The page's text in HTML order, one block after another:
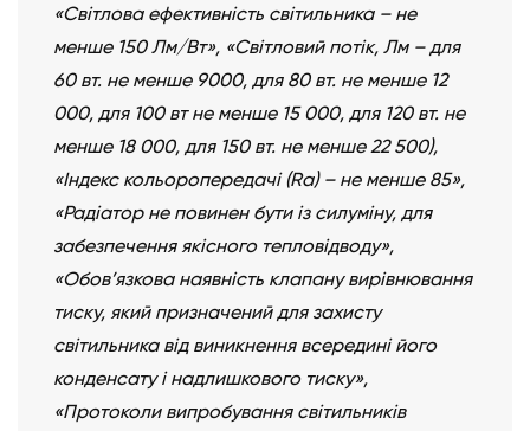
«Світлова ефективність світильника – не
менше 150 Лм/Вт», «Світловий потік, Лм – для
60 вт. не менше 9000, для 80 вт. не менше 12
000, для 100 вт не менше 15 000, для 120 вт. не
менше 18 000, для 150 вт. не менше 22 500),
«Індекс кольоропередачі (Ra) – не менше 85»,
«Радіатор не повинен бути із силуміну, для
забезпечення якісного тепловідводу»,
«Обов’язкова наявність клапану вирівнювання
тиску, який призначений для захисту
світильника від виникнення всередині його
конденсату і надлишкового тиску»,
«Протоколи випробування світильників